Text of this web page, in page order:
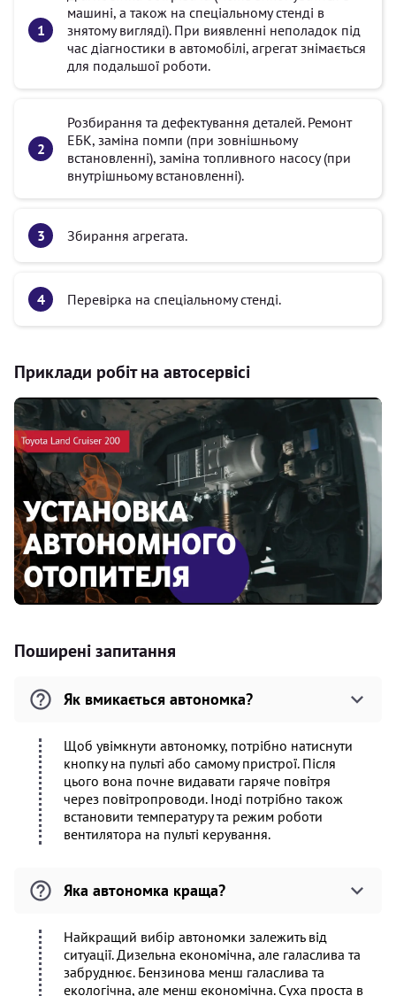
машині, а також на спеціальному стенді в
знятому вигляді). При виявленні неполадок під
час діагностики в автомобілі, агрегат знімається
для подальшої роботи.
Розбирання та дефектування деталей. Ремонт
ЕБК, заміна помпи (при зовнішньому
встановленні), заміна топливного насосу (при
внутрішньому встановленні).
Збирання агрегата.
Перевірка на спеціальному стенді.
Приклади робіт на автосервісі
Поширені запитання
Як вмикається автономка?
Щоб увімкнути автономку, потрібно натиснути
кнопку на пульті або самому пристрої. Після
цього вона почне видавати гаряче повітря
через повітропроводи. Іноді потрібно також
встановити температуру та режим роботи
вентилятора на пульті керування.
Яка автономка краща?
Найкращий вибір автономки залежить від
ситуації. Дизельна економічна, але галаслива та
забруднює. Бензинова менш галаслива та
екологічна, але менш економічна. Суха проста в